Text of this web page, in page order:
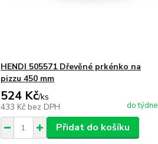
HENDI 505571 Dřevěné prkénko na
pizzu 450 mm
524 Kč/ks
433 Kč bez DPH do týdne
Přidat do košíku